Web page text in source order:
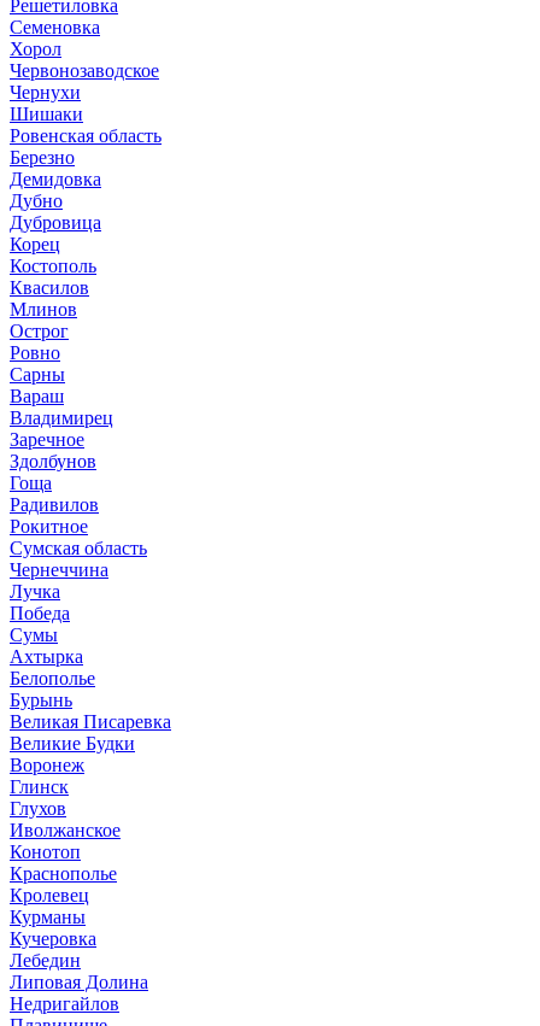
Решетиловка
Семеновка
Хорол
Червонозаводское
Чернухи
Шишаки
Ровенская область
Березно
Демидовка
Дубно
Дубровица
Корец
Костополь
Квасилов
Млинов
Острог
Ровно
Сарны
Вараш
Владимирец
Заречное
Здолбунов
Гоща
Радивилов
Рокитное
Сумская область
Чернеччина
Лучка
Победа
Сумы
Ахтырка
Белополье
Бурынь
Великая Писаревка
Великие Будки
Воронеж
Глинск
Глухов
Иволжанское
Конотоп
Краснополье
Кролевец
Курманы
Кучеровка
Лебедин
Липовая Долина
Недригайлов